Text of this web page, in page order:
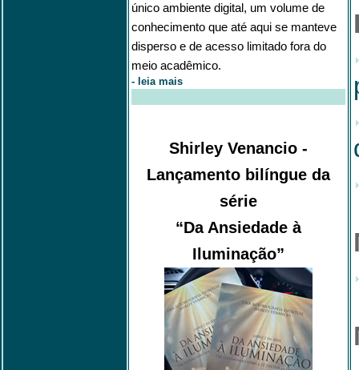
único ambiente digital, um volume de
conhecimento que até aqui se manteve
disperso e de acesso limitado fora do
meio acadêmico.
- leia mais
Shirley Venancio -
Lançamento bilíngue da
série
“Da Ansiedade à
Iluminação”